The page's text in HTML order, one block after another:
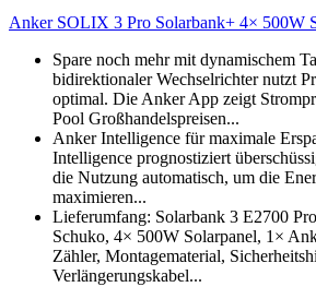
Anker SOLIX 3 Pro Solarbank+ 4× 500W
Spare noch mehr mit dynamischem
bidirektionaler Wechselrichter nutzt
optimal. Die Anker App zeigt
Pool Großhandelspreisen...
Anker Intelligence für maximale
Intelligence prognostiziert
die Nutzung automatisch, um die
maximieren...
Lieferumfang: Solarbank 3 E2700
Schuko, 4× 500W Solarpanel, 1×
Zähler, Montagematerial,
Verlängerungskabel...